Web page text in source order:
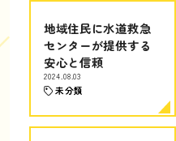
地域住民に水道救急
センターが提供する
安心と信頼
2024.08.03
未分類